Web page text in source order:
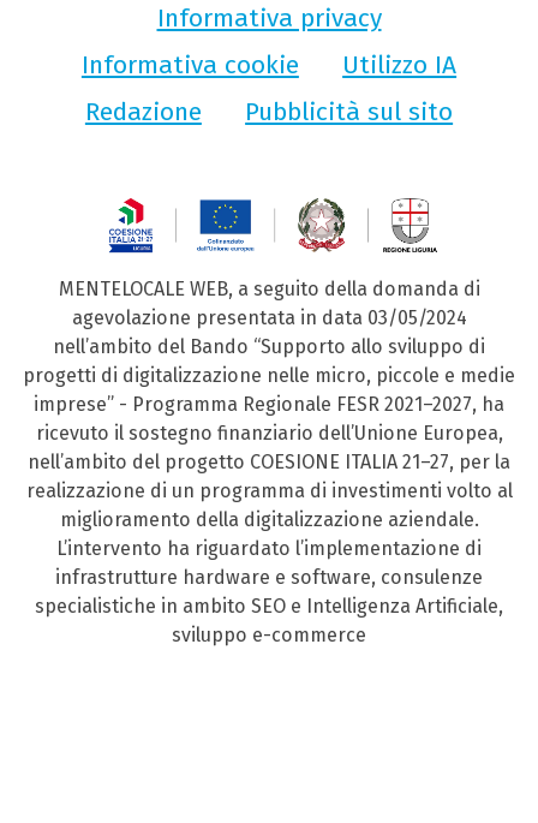
Informativa privacy
Informativa cookie
Utilizzo IA
Redazione
Pubblicità sul sito
MENTELOCALE WEB, a seguito della domanda di
agevolazione presentata in data 03/05/2024
nell’ambito del Bando “Supporto allo sviluppo di
progetti di digitalizzazione nelle micro, piccole e medie
imprese” - Programma Regionale FESR 2021–2027, ha
ricevuto il sostegno finanziario dell’Unione Europea,
nell’ambito del progetto COESIONE ITALIA 21–27, per la
realizzazione di un programma di investimenti volto al
miglioramento della digitalizzazione aziendale.
L’intervento ha riguardato l’implementazione di
infrastrutture hardware e software, consulenze
specialistiche in ambito SEO e Intelligenza Artificiale,
sviluppo e-commerce